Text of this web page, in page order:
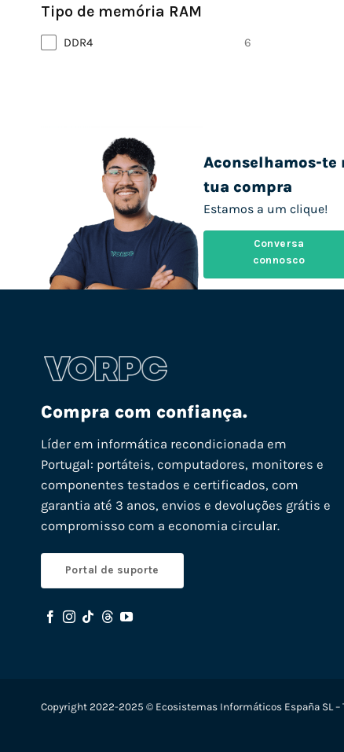
Tipo de memória RAM
DDR4 6
Aconselhamos-te
tua compra
Estamos a um clique!
Conversa
connosco
Compra com confiança.
Líder em informática recondicionada em
Portugal: portáteis, computadores, monitores e
componentes testados e certificados, com
garantia até 3 anos, envios e devoluções grátis e
compromisso com a economia circular.
Portal de suporte
Copyright 2022-2025 © Ecosistemas Informáticos España SL –